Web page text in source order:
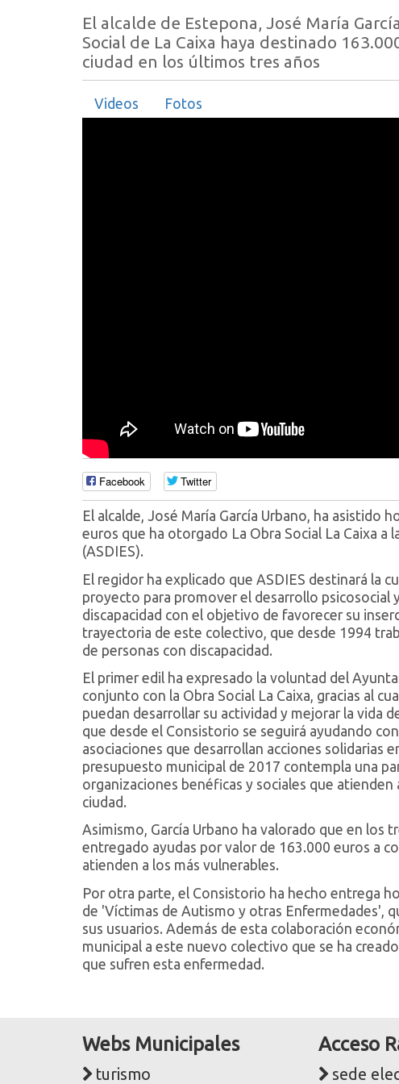
El alcalde de Estepona, José María
Social de La Caixa haya destinado
ciudad en los últimos tres años
Videos Fotos
Facebook Twitter
El alcalde, José María García Urbano, ha asistido
euros que ha otorgado La Obra Social La Caixa a
(ASDIES).
El regidor ha explicado que ASDIES destinará la
proyecto para promover el desarrollo psicosocial
discapacidad con el objetivo de favorecer su
trayectoria de este colectivo, que desde 1994
de personas con discapacidad.
El primer edil ha expresado la voluntad del
conjunto con la Obra Social La Caixa, gracias al
puedan desarrollar su actividad y mejorar la vida
que desde el Consistorio se seguirá ayudando
asociaciones que desarrollan acciones solidarias
presupuesto municipal de 2017 contempla una
organizaciones benéficas y sociales que
ciudad.
Asimismo, García Urbano ha valorado que en los
entregado ayudas por valor de 163.000 euros a
atienden a los más vulnerables.
Por otra parte, el Consistorio ha hecho entrega
de 'Víctimas de Autismo y otras Enfermedades',
sus usuarios. Además de esta colaboración
municipal a este nuevo colectivo que se ha
que sufren esta enfermedad.
Webs Municipales
turismo
Acceso
sede